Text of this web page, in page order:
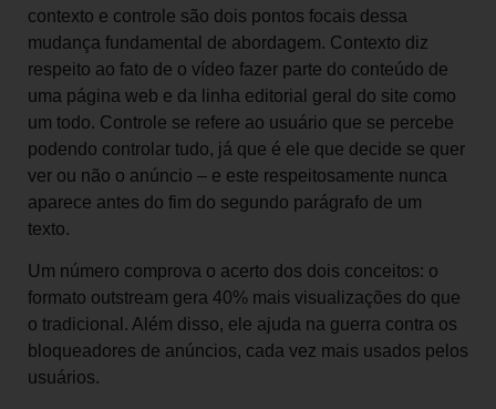
contexto e controle são dois pontos focais dessa
mudança fundamental de abordagem. Contexto diz
respeito ao fato de o vídeo fazer parte do conteúdo de
uma página web e da linha editorial geral do site como
um todo. Controle se refere ao usuário que se percebe
podendo controlar tudo, já que é ele que decide se quer
ver ou não o anúncio – e este respeitosamente nunca
aparece antes do fim do segundo parágrafo de um
texto.
Um número comprova o acerto dos dois conceitos: o
formato outstream gera 40% mais visualizações do que
o tradicional. Além disso, ele ajuda na guerra contra os
bloqueadores de anúncios, cada vez mais usados pelos
usuários.